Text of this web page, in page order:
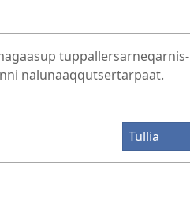
tup­pal­lersar­neqar­nis­
nalunaaq­qutser­tar­paat.
Tullia